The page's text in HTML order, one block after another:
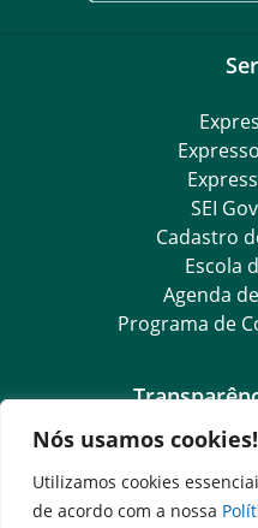
Nós usamos cookies!
Utilizamos cookies
de acordo com a nossa
SEI
Cadastro
Escola
Agenda
Programa de
Goiás
Dados